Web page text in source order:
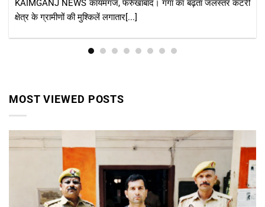
में, संक्रामक रोगों पर[...]
MOST VIEWED POSTS